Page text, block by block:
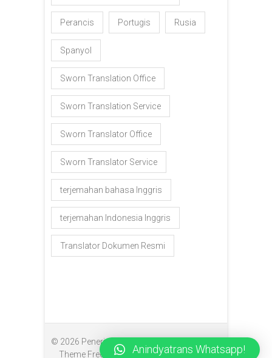
Perancis Portugis Rusia
Spanyol
Sworn Translation Office
Sworn Translation Service
Sworn Translator Office
Sworn Translator Service
terjemahan bahasa Inggris
terjemahan Indonesia Inggris
Translator Dokumen Resmi
© 2026 Penerjemah Makassar
Theme Freesia| Powered by:WordPress
Anindyatrans Whatsapp!